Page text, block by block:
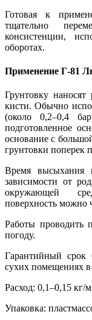
Готовая к
тщательно
консистенции,
оборотах.
Применение Г-81
Грунтовку
кисти. Обычно
(около 0,2–0,4
подготовленное
основание с
грунтовки поперек
Время высыхания
зависимости от
окружающей
поверхность можно
Работы проводить
погоду.
Гарантийный срок
сухих помещениях в
Расход: 0,1–0,15 кг/
Упаковка: